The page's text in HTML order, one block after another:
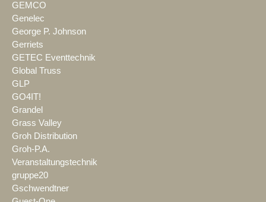
GEMCO
Genelec
George P. Johnson
Gerriets
GETEC Eventtechnik
Global Truss
GLP
GO4IT!
Grandel
Grass Valley
Groh Distribution
Groh-P.A.
Veranstaltungstechnik
gruppe20
Gschwendtner